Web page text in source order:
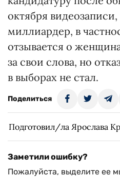
октября
миллиардер, в
отзывается о
за свои слова, но
в выборах не стал.
Поделиться
Подготовил/ла Ярослава
Заметили ошибку?
Пожалуйста, выделите ее